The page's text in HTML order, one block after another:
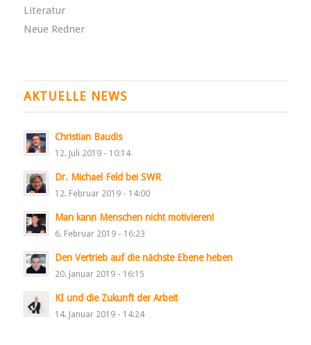
Literatur
Neue Redner
AKTUELLE NEWS
Christian Baudis
12. Juli 2019 - 10:14
Dr. Michael Feld bei SWR
12. Februar 2019 - 14:00
Man kann Menschen nicht motivieren!
6. Februar 2019 - 16:23
Den Vertrieb auf die nächste Ebene heben
20. Januar 2019 - 16:15
KI und die Zukunft der Arbeit
14. Januar 2019 - 14:24